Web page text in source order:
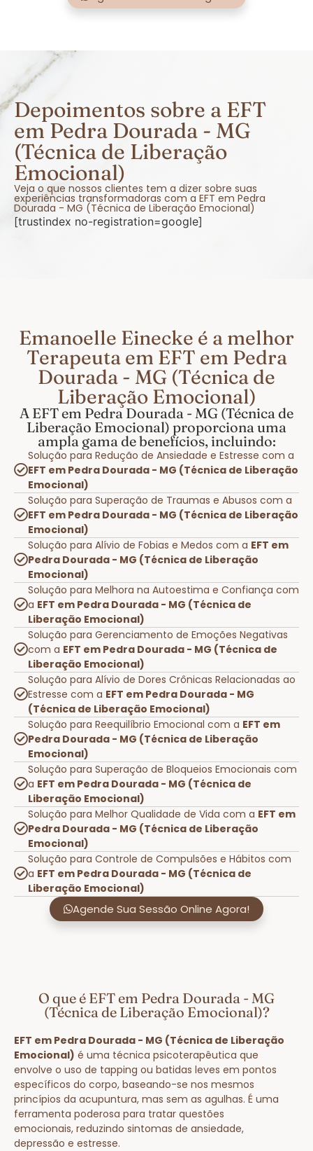
Depoimentos sobre a EFT
em Pedra Dourada - MG
(Técnica de Liberação
Emocional)
Veja o que nossos clientes tem a dizer sobre suas
experiências transformadoras com a EFT em Pedra
Dourada - MG (Técnica de Liberação Emocional)
[trustindex no-registration=google]
Emanoelle Einecke é a melhor
Terapeuta em EFT em Pedra
Dourada - MG (Técnica de
Liberação Emocional)
A EFT em Pedra Dourada - MG (Técnica de
Liberação Emocional) proporciona uma
ampla gama de benefícios, incluindo:
Solução para Redução de Ansiedade e Estresse com a
EFT em Pedra Dourada - MG (Técnica de Liberação
Emocional)
Solução para Superação de Traumas e Abusos com a
EFT em Pedra Dourada - MG (Técnica de Liberação
Emocional)
Solução para Alívio de Fobias e Medos com a EFT em
Pedra Dourada - MG (Técnica de Liberação
Emocional)
Solução para Melhora na Autoestima e Confiança com
a EFT em Pedra Dourada - MG (Técnica de
Liberação Emocional)
Solução para Gerenciamento de Emoções Negativas
com a EFT em Pedra Dourada - MG (Técnica de
Liberação Emocional)
Solução para Alívio de Dores Crônicas Relacionadas ao
Estresse com a EFT em Pedra Dourada - MG
(Técnica de Liberação Emocional)
Solução para Reequilíbrio Emocional com a EFT em
Pedra Dourada - MG (Técnica de Liberação
Emocional)
Solução para Superação de Bloqueios Emocionais com
a EFT em Pedra Dourada - MG (Técnica de
Liberação Emocional)
Solução para Melhor Qualidade de Vida com a EFT em
Pedra Dourada - MG (Técnica de Liberação
Emocional)
Solução para Controle de Compulsões e Hábitos com
a EFT em Pedra Dourada - MG (Técnica de
Liberação Emocional)
Agende Sua Sessão Online Agora!
O que é EFT em Pedra Dourada - MG
(Técnica de Liberação Emocional)?
EFT em Pedra Dourada - MG (Técnica de Liberação
Emocional) é uma técnica psicoterapêutica que
envolve o uso de tapping ou batidas leves em pontos
específicos do corpo, baseando-se nos mesmos
princípios da acupuntura, mas sem as agulhas. É uma
ferramenta poderosa para tratar questões
emocionais, reduzindo sintomas de ansiedade,
depressão e estresse.